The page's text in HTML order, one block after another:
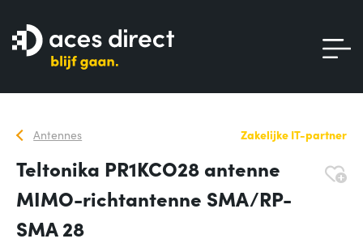
Antennes Zakelijke IT-partner
Teltonika PR1KCO28 antenne
MIMO-richtantenne SMA/RP-
SMA 28